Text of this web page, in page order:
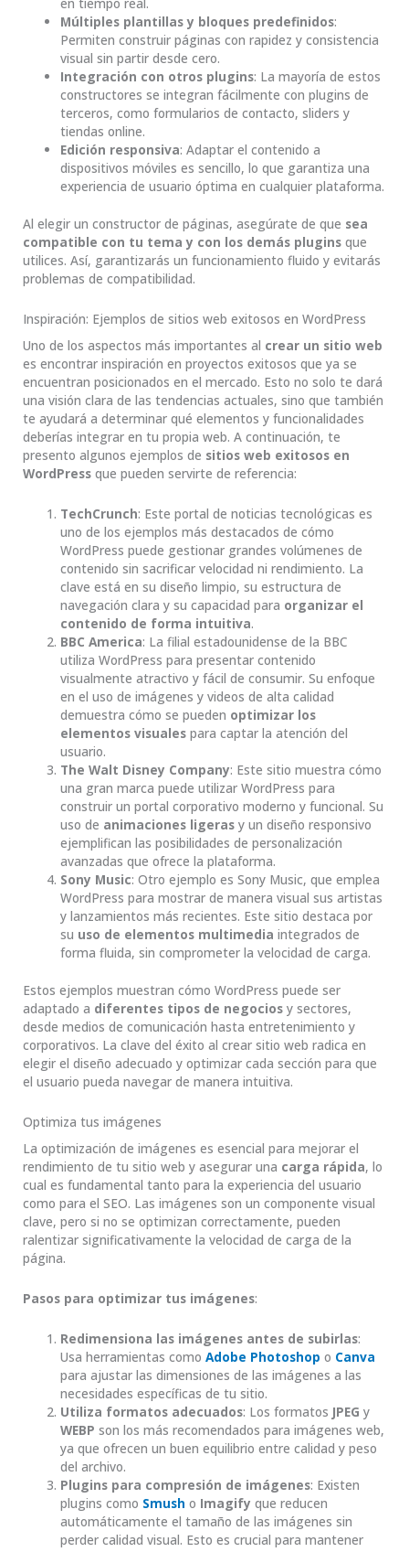
en tiempo real.
Múltiples plantillas y bloques predefinidos:
Permiten construir páginas con rapidez y consistencia
visual sin partir desde cero.
Integración con otros plugins: La mayoría de estos
constructores se integran fácilmente con plugins de
terceros, como formularios de contacto, sliders y
tiendas online.
Edición responsiva: Adaptar el contenido a
dispositivos móviles es sencillo, lo que garantiza una
experiencia de usuario óptima en cualquier plataforma.
Al elegir un constructor de páginas, asegúrate de que sea
compatible con tu tema y con los demás plugins que
utilices. Así, garantizarás un funcionamiento fluido y evitarás
problemas de compatibilidad.
Inspiración: Ejemplos de sitios web exitosos en WordPress
Uno de los aspectos más importantes al crear un sitio web
es encontrar inspiración en proyectos exitosos que ya se
encuentran posicionados en el mercado. Esto no solo te dará
una visión clara de las tendencias actuales, sino que también
te ayudará a determinar qué elementos y funcionalidades
deberías integrar en tu propia web. A continuación, te
presento algunos ejemplos de sitios web exitosos en
WordPress que pueden servirte de referencia:
TechCrunch: Este portal de noticias tecnológicas es
uno de los ejemplos más destacados de cómo
WordPress puede gestionar grandes volúmenes de
contenido sin sacrificar velocidad ni rendimiento. La
clave está en su diseño limpio, su estructura de
navegación clara y su capacidad para organizar el
contenido de forma intuitiva.
BBC America: La filial estadounidense de la BBC
utiliza WordPress para presentar contenido
visualmente atractivo y fácil de consumir. Su enfoque
en el uso de imágenes y videos de alta calidad
demuestra cómo se pueden optimizar los
elementos visuales para captar la atención del
usuario.
The Walt Disney Company: Este sitio muestra cómo
una gran marca puede utilizar WordPress para
construir un portal corporativo moderno y funcional. Su
uso de animaciones ligeras y un diseño responsivo
ejemplifican las posibilidades de personalización
avanzadas que ofrece la plataforma.
Sony Music: Otro ejemplo es Sony Music, que emplea
WordPress para mostrar de manera visual sus artistas
y lanzamientos más recientes. Este sitio destaca por
su uso de elementos multimedia integrados de
forma fluida, sin comprometer la velocidad de carga.
Estos ejemplos muestran cómo WordPress puede ser
adaptado a diferentes tipos de negocios y sectores,
desde medios de comunicación hasta entretenimiento y
corporativos. La clave del éxito al crear sitio web radica en
elegir el diseño adecuado y optimizar cada sección para que
el usuario pueda navegar de manera intuitiva.
Optimiza tus imágenes
La optimización de imágenes es esencial para mejorar el
rendimiento de tu sitio web y asegurar una carga rápida, lo
cual es fundamental tanto para la experiencia del usuario
como para el SEO. Las imágenes son un componente visual
clave, pero si no se optimizan correctamente, pueden
ralentizar significativamente la velocidad de carga de la
página.
Pasos para optimizar tus imágenes:
Redimensiona las imágenes antes de subirlas:
Usa herramientas comoAdobe Photoshop o Canva
para ajustar las dimensiones de las imágenes a las
necesidades específicas de tu sitio.
Utiliza formatos adecuados: Los formatos JPEG y
WEBP son los más recomendados para imágenes web,
ya que ofrecen un buen equilibrio entre calidad y peso
del archivo.
Plugins para compresión de imágenes: Existen
plugins como Smush o Imagify que reducen
automáticamente el tamaño de las imágenes sin
perder calidad visual. Esto es crucial para mantener